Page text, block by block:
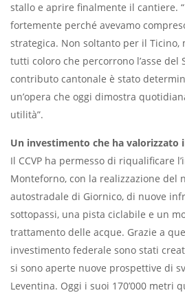
stallo e aprire finalmente il cantiere.
fortemente perché avevamo
strategica. Non soltanto per il Ticino,
tutti coloro che percorrono l’asse del
contributo cantonale è stato
un’opera che oggi dimostra
utilità”.
Un investimento che ha valorizzato
Il CCVP ha permesso di riqualificare
Monteforno, con la realizzazione del
autostradale di Giornico, di nuove
sottopassi, una pista ciclabile e un
trattamento delle acque. Grazie a
investimento federale sono stati
si sono aperte nuove prospettive di
Leventina. Oggi i suoi 170’000 metri